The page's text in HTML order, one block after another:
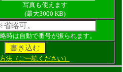
写真も使えます
(最大3000 KB)
時は自動で番号が振られます。
法（ご一読ください）